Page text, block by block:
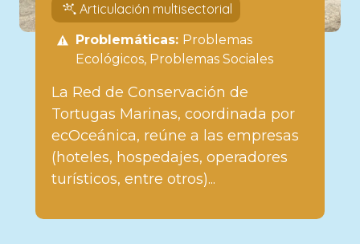
Articulación multisectorial
Problemáticas: Problemas
Ecológicos Problemas Sociales
La Red de Conservación de
Tortugas Marinas, coordinada por
ecOceánica, reúne a las empresas
(hoteles, hospedajes, operadores
turísticos, entre otros)...